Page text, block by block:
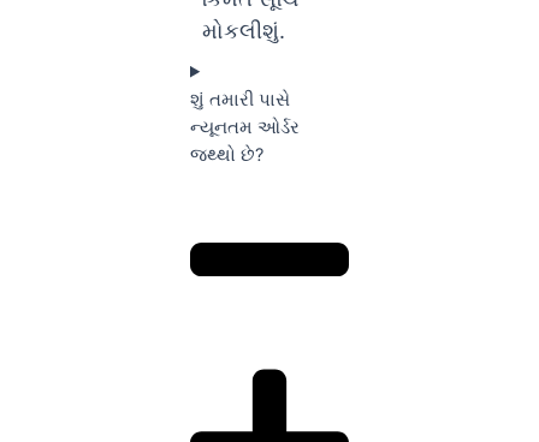
મોકલીશું.
શું તમારી પાસે
ન્યૂનતમ ઓર્ડર
જથ્થો છે?